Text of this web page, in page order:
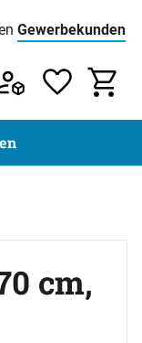
Preisliste:
Gewerbekunden
04961 / 77
cm,